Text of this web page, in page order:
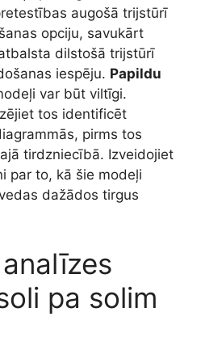
augošā trijstūrī
opciju, savukārt
dilstošā trijstūrī
iespēju. Papildu
var būt viltīgi.
tos identificēt
pirms tos
tirdzniecībā. Izveidojiet
par to, kā šie modeļi
dažādos tirgus
pa solim